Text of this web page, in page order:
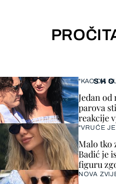
"KAO DA
Jedan
parova
reakcije
"VRUĆE
Malo tko
Badić je
figuru
NOVA